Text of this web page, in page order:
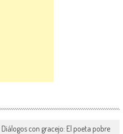
Diálogos con gracejo: El poeta pobre